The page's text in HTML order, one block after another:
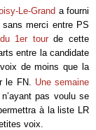
Le-Grand a fourni
sans merci entre PS
1er tourde cette
entre la candidate
de moins que la
le FN. Une semaine
pas voulu se
à la liste LR
voix.